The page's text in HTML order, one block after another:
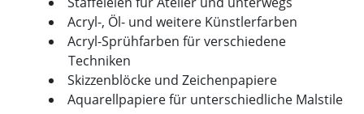
Acryl-, Öl- und weitere Künstlerfarben
Acryl-Sprühfarben für verschiedene
Techniken
Skizzenblöcke und Zeichenpapiere
Aquarellpapiere für unterschiedliche Malstile